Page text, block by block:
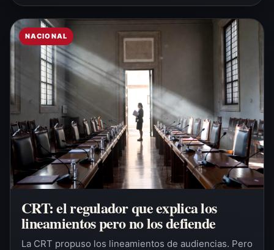
NACIONAL
CRT: el regulador que explica los
lineamientos pero no los defiende
La CRT propuso los lineamientos de audiencias. Pero